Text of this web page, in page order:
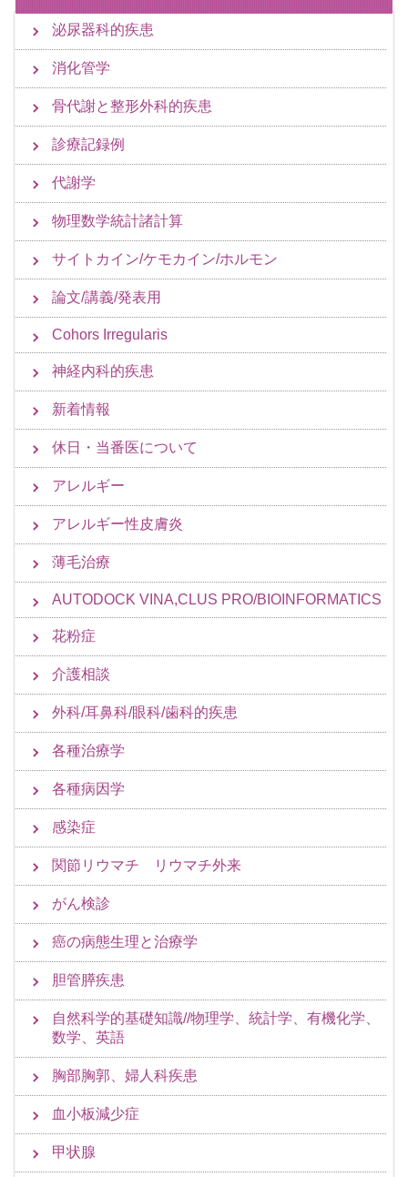
泌尿器科的疾患
消化管学
骨代謝と整形外科的疾患
診療記録例
代謝学
物理数学統計諸計算
サイトカイン/ケモカイン/ホルモン
論文/講義/発表用
Cohors Irregularis
神経内科的疾患
新着情報
休日・当番医について
アレルギー
アレルギー性皮膚炎
薄毛治療
AUTODOCK VINA,CLUS PRO/BIOINFORMATICS
花粉症
介護相談
外科/耳鼻科/眼科/歯科的疾患
各種治療学
各種病因学
感染症
関節リウマチ リウマチ外来
がん検診
癌の病態生理と治療学
胆管膵疾患
自然科学的基礎知識//物理学、統計学、有機化学、
数学、英語
胸部胸郭、婦人科疾患
血小板減少症
甲状腺